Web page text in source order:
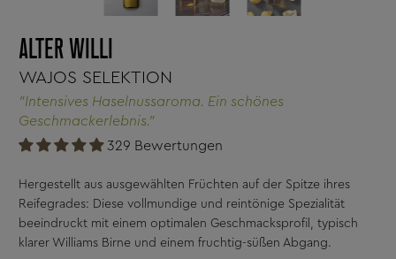
ALTER WILLI
WAJOS SELEKTION
"Intensives Haselnussaroma. Ein schönes
Geschmackerlebnis."
329 Bewertungen
Hergestellt aus ausgewählten Früchten auf der Spitze ihres
Reifegrades: Diese vollmundige und reintönige Spezialität
beeindruckt mit einem optimalen Geschmacksprofil, typisch
klarer Williams Birne und einem fruchtig-süßen Abgang.